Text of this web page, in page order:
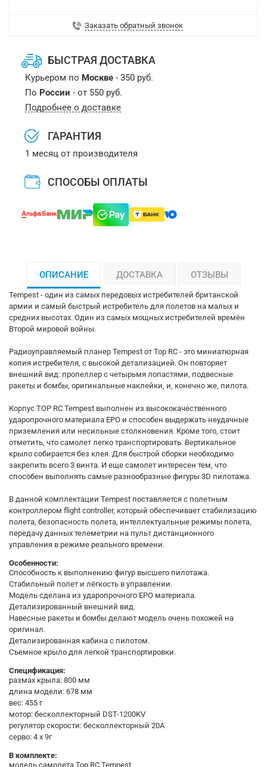
Заказать обратный звонок
БЫСТРАЯ ДОСТАВКА
Курьером по Москве- 350 руб.
По России - от 550 руб.
Подробнее о доставке
ГАРАНТИЯ
1 месяц от производителя
СПОСОБЫ ОПЛАТЫ
ОПИСАНИЕ ДОСТАВКА ОТЗЫВЫ
Tempest - один из самых передовых истребителей британской
армии и самый быстрый истребитель для полетов на малых и
средних высотах. Один из самых мощных истребителей времён
Второй мировой войны.
Радиоуправляемый планер Tempest от Top RC - это миниатюрная
копия истребителя, с высокой детализацией. Он повторяет
внешний вид: пропеллер с четырьмя лопастями, подвесные
ракеты и бомбы, оригинальные наклейки, и, конечно же, пилота.
Корпус TOP RC Tempest выполнен из высококачественного
ударопрочного материала EPO и способен выдержать неудачные
приземления или несильные столкновения. Кроме того, стоит
отметить, что самолет легко транспортировать. Вертикальное
крыло собирается без клея. Для быстрой сборки необходимо
закрепить всего 3 винта. И еще самолет интересен тем, что
способен выполнять самые разнообразные фигуры 3D пилотажа.
В данной комплектации Tempest поставляется с полетным
контроллером flight controller, который обеспечивает стабилизацию
полета, безопасность полета, интеллектуальные режимы полета,
передачу данных телеметрии на пульт дистанционного
управления в режиме реального времени.
Особенности:
Способность к выполнению фигур высшего пилотажа.
Стабильный полет и лёгкость в управлении.
Модель сделана из ударопрочного EPO материала.
Детализированный внешний вид.
Навесные ракеты и бомбы делают модель очень похожей на
оригинал.
Детализированная кабина с пилотом.
Съемное крыло для легкой транспортировки.
Спецификация:
размах крыла: 800 мм
длина модели: 678 мм
вес: 455 г
мотор: бесколлекторный DST-1200KV
регулятор скорости: бесколлекторный 20A
серво: 4 х 9г
В комплекте:
модель самолета Top RC Tempest